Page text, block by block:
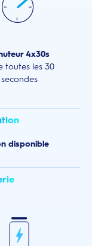
4x30s
toutes les 30
secondes
disponible